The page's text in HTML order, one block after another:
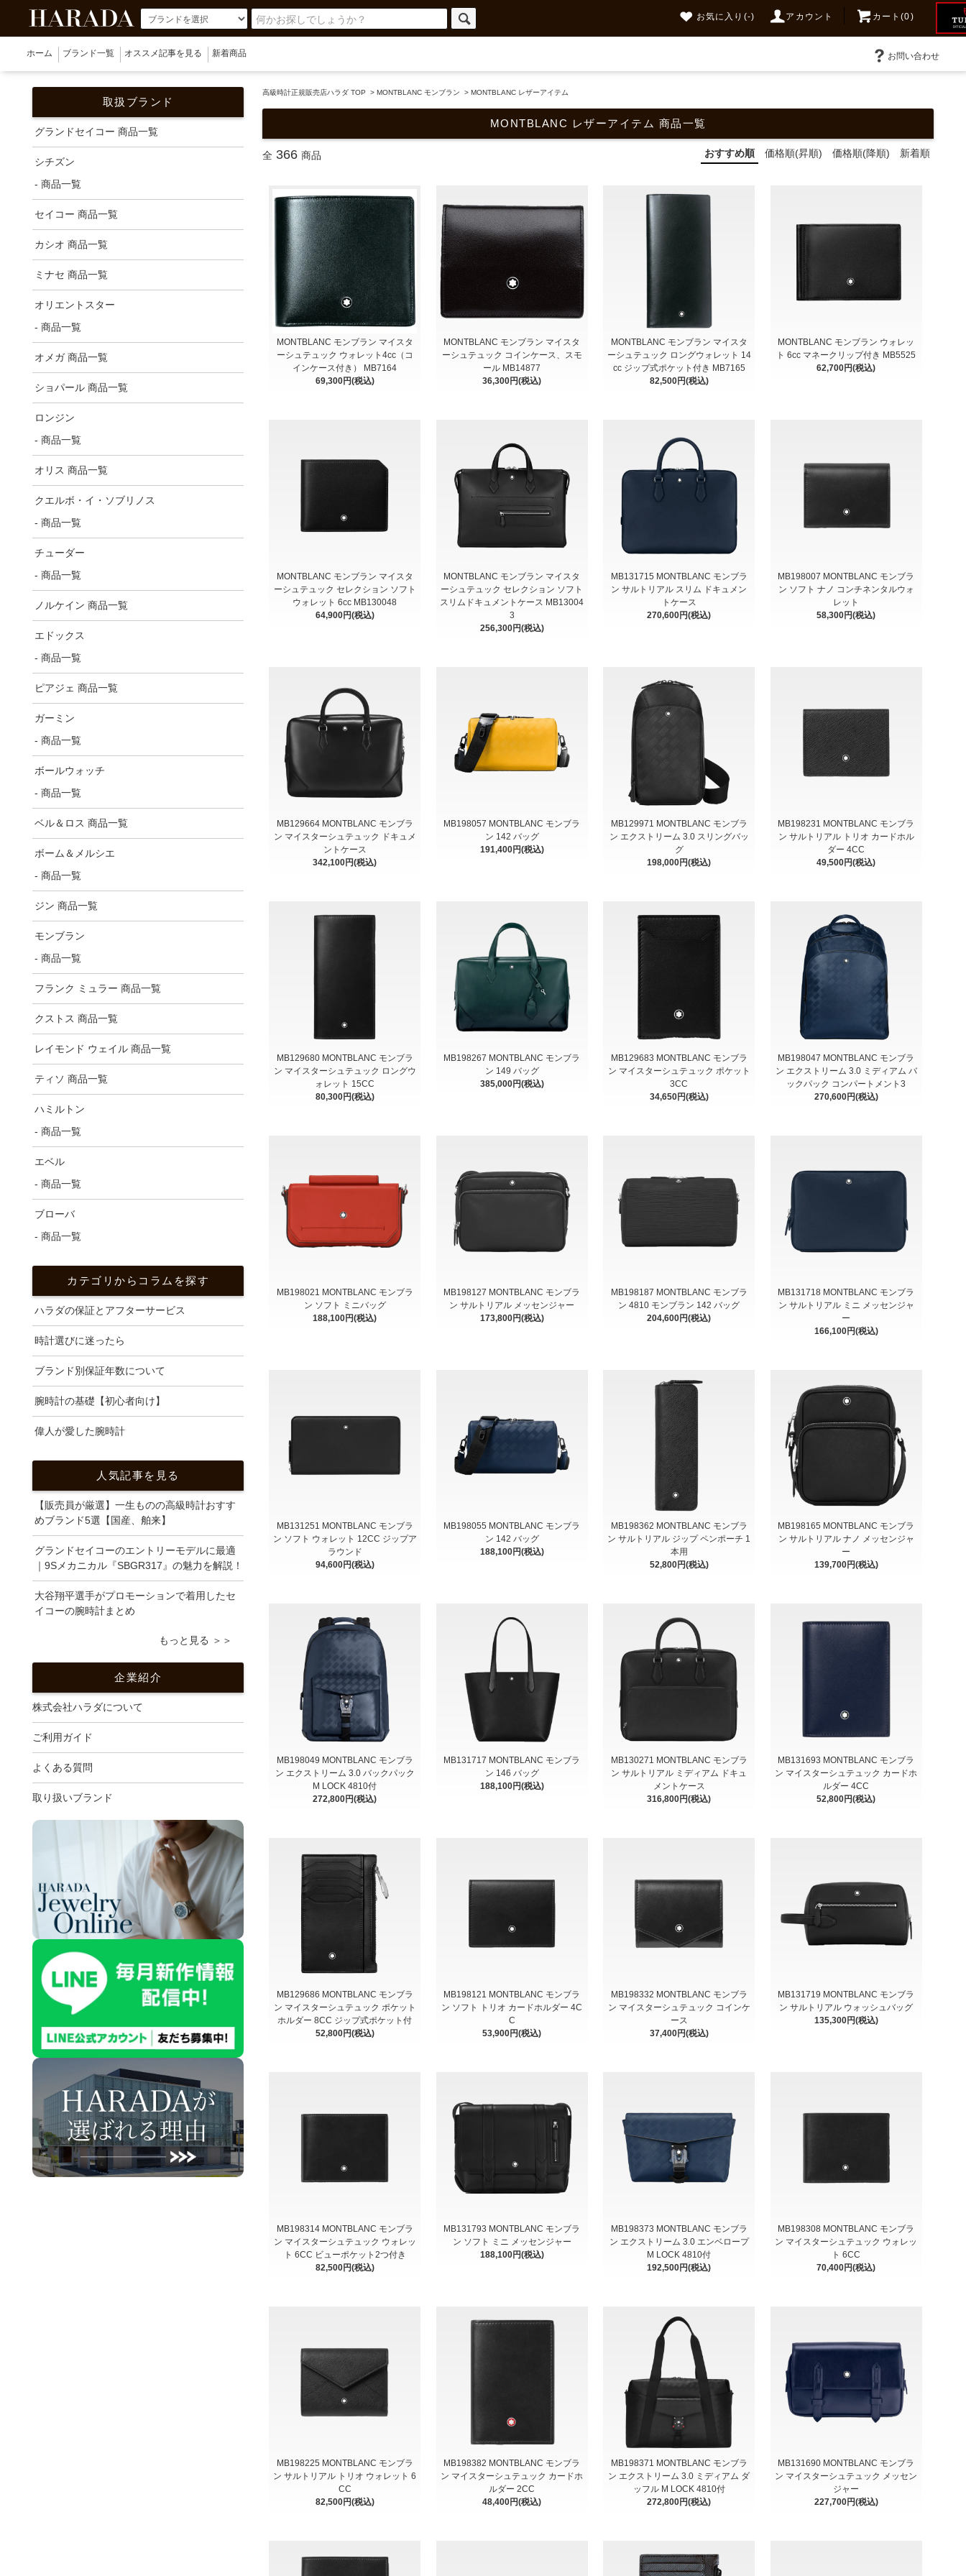
お気に入り (-) アカウント カート(0)
ホーム ブランド一覧 オススメ記事を見る 新着商品 お問い合わせ
高級時計正規販売店ハラダ TOP > MONTBLANC モンブラン > MONTBLANC レザーアイテム
MONTBLANC レザーアイテム 商品一覧
全 366 商品 おすすめ順 価格順(昇順) 価格順(降順) 新着順
MONTBLANC モンブラン マイスタ
ーシュテュック ウォレット4cc（コ
インケース付き） MB7164
69,300円(税込)
MONTBLANC モンブラン マイスタ
ーシュテュック コインケース、スモ
ール MB14877
36,300円(税込)
MONTBLANC モンブラン マイスタ
ーシュテュック ロングウォレット 14
cc ジップ式ポケット付き MB7165
82,500円(税込)
MONTBLANC モンブラン ウォレッ
ト 6cc マネークリップ付き MB5525
62,700円(税込)
MONTBLANC モンブラン マイスタ
ーシュテュック セレクション ソフト
ウォレット 6cc MB130048
64,900円(税込)
MONTBLANC モンブラン マイスタ
ーシュテュック セレクション ソフト
スリムドキュメントケース MB13004
3
256,300円(税込)
MB131715 MONTBLANC モンブラ
ン サルトリアル スリム ドキュメン
トケース
270,600円(税込)
MB198007 MONTBLANC モンブラ
ン ソフト ナノ コンチネンタルウォ
レット
58,300円(税込)
MB129664 MONTBLANC モンブラ
ン マイスターシュテュック ドキュメ
ントケース
342,100円(税込)
MB198057 MONTBLANC モンブラ
ン 142 バッグ
191,400円(税込)
MB129971 MONTBLANC モンブラ
ン エクストリーム 3.0 スリングバッ
グ
198,000円(税込)
MB198231 MONTBLANC モンブラ
ン サルトリアル トリオ カードホル
ダー 4CC
49,500円(税込)
MB129680 MONTBLANC モンブラ
ン マイスターシュテュック ロングウ
ォレット 15CC
80,300円(税込)
MB198267 MONTBLANC モンブラ
ン 149 バッグ
385,000円(税込)
MB129683 MONTBLANC モンブラ
ン マイスターシュテュック ポケット
3CC
34,650円(税込)
MB198047 MONTBLANC モンブラ
ン エクストリーム 3.0 ミディアム バ
ックパック コンパートメント3
270,600円(税込)
MB198021 MONTBLANC モンブラ
ン ソフト ミニバッグ
188,100円(税込)
MB198127 MONTBLANC モンブラ
ン サルトリアル メッセンジャー
173,800円(税込)
MB198187 MONTBLANC モンブラ
ン 4810 モンブラン 142 バッグ
204,600円(税込)
MB131718 MONTBLANC モンブラ
ン サルトリアル ミニ メッセンジャ
ー
166,100円(税込)
MB131251 MONTBLANC モンブラ
ン ソフト ウォレット 12CC ジップア
ラウンド
94,600円(税込)
MB198055 MONTBLANC モンブラ
ン 142 バッグ
188,100円(税込)
MB198362 MONTBLANC モンブラ
ン サルトリアル ジップ ペンポーチ 1
本用
52,800円(税込)
MB198165 MONTBLANC モンブラ
ン サルトリアル ナノ メッセンジャ
ー
139,700円(税込)
MB198049 MONTBLANC モンブラ
ン エクストリーム 3.0 バックパック
M LOCK 4810付
272,800円(税込)
MB131717 MONTBLANC モンブラ
ン 146 バッグ
188,100円(税込)
MB130271 MONTBLANC モンブラ
ン サルトリアル ミディアム ドキュ
メントケース
316,800円(税込)
MB131693 MONTBLANC モンブラ
ン マイスターシュテュック カードホ
ルダー 4CC
52,800円(税込)
MB129686 MONTBLANC モンブラ
ン マイスターシュテュック ポケット
ホルダー 8CC ジップ式ポケット付
52,800円(税込)
MB198121 MONTBLANC モンブラ
ン ソフト トリオ カードホルダー 4C
C
53,900円(税込)
MB198332 MONTBLANC モンブラ
ン マイスターシュテュック コインケ
ース
37,400円(税込)
MB131719 MONTBLANC モンブラ
ン サルトリアル ウォッシュバッグ
135,300円(税込)
MB198314 MONTBLANC モンブラ
ン マイスターシュテュック ウォレッ
ト 6CC ビューポケット2つ付き
82,500円(税込)
MB131793 MONTBLANC モンブラ
ン ソフト ミニ メッセンジャー
188,100円(税込)
MB198373 MONTBLANC モンブラ
ン エクストリーム 3.0 エンベロープ
M LOCK 4810付
192,500円(税込)
MB198308 MONTBLANC モンブラ
ン マイスターシュテュック ウォレッ
ト 6CC
70,400円(税込)
MB198225 MONTBLANC モンブラ
ン サルトリアル トリオ ウォレット 6
CC
82,500円(税込)
MB198382 MONTBLANC モンブラ
ン マイスターシュテュック カードホ
ルダー 2CC
48,400円(税込)
MB198371 MONTBLANC モンブラ
ン エクストリーム 3.0 ミディアム ダ
ッフル M LOCK 4810付
272,800円(税込)
MB131690 MONTBLANC モンブラ
ン マイスターシュテュック メッセン
ジャー
227,700円(税込)
取扱ブランド
グランドセイコー 商品一覧
シチズン
- 商品一覧
セイコー 商品一覧
カシオ 商品一覧
ミナセ 商品一覧
オリエントスター
- 商品一覧
オメガ 商品一覧
ショパール 商品一覧
ロンジン
- 商品一覧
オリス 商品一覧
クエルボ・イ・ソブリノス
- 商品一覧
チューダー
- 商品一覧
ノルケイン 商品一覧
エドックス
- 商品一覧
ピアジェ 商品一覧
ガーミン
- 商品一覧
ボールウォッチ
- 商品一覧
ベル＆ロス 商品一覧
ボーム＆メルシエ
- 商品一覧
ジン 商品一覧
モンブラン
- 商品一覧
フランク ミュラー 商品一覧
クストス 商品一覧
レイモンド ウェイル 商品一覧
ティソ 商品一覧
ハミルトン
- 商品一覧
エベル
- 商品一覧
ブローバ
- 商品一覧
カテゴリからコラムを探す
ハラダの保証とアフターサービス
時計選びに迷ったら
ブランド別保証年数について
腕時計の基礎【初心者向け】
偉人が愛した腕時計
人気記事を見る
【販売員が厳選】一生ものの高級時計おすす
めブランド5選【国産、舶来】
グランドセイコーのエントリーモデルに最適
｜9Sメカニカル『SBGR317』の魅力を解説！
大谷翔平選手がプロモーションで着用したセ
イコーの腕時計まとめ
もっと見る ＞＞
企業紹介
株式会社ハラダについて
ご利用ガイド
よくある質問
取り扱いブランド